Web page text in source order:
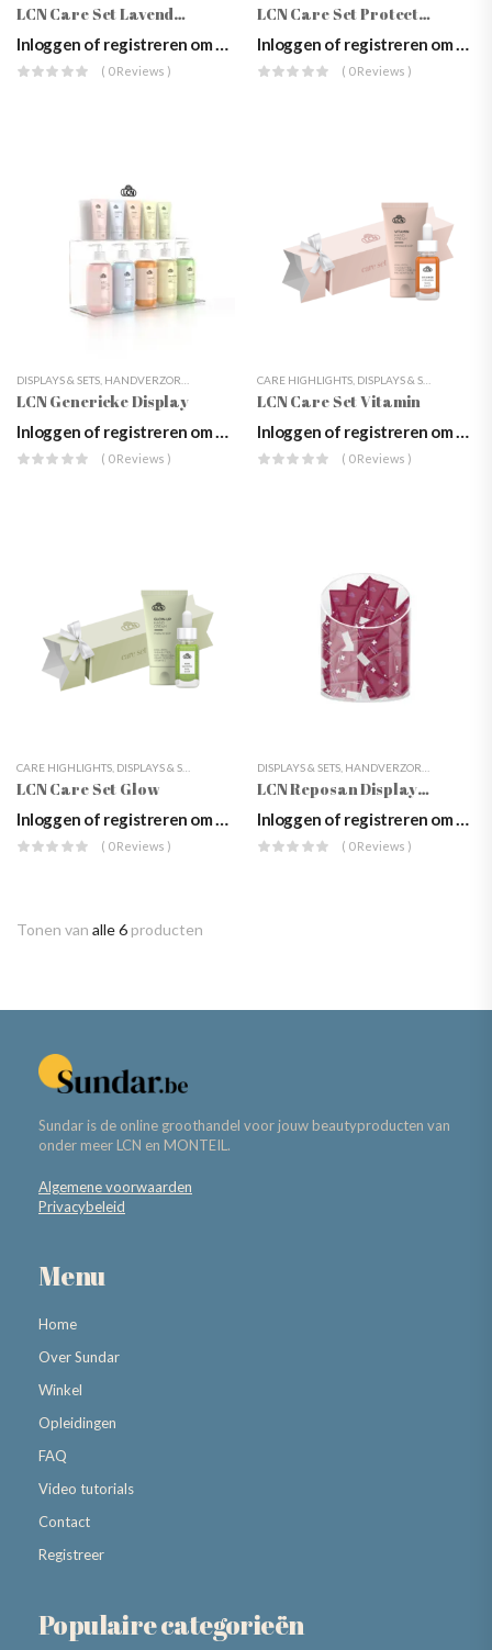
LCN Care Set Lavender
Inloggen of registreren om prijzen te zien
( 0 Reviews )
LCN Care Set Protecting
Inloggen of registreren om prijzen te zien
( 0 Reviews )
DISPLAYS & SETS HANDVERZORGING VERZORGING
LCN Generieke Display
Inloggen of registreren om prijzen te zien
( 0 Reviews )
CARE HIGHLIGHTS DISPLAYS & SETS
LCN Care Set Vitamin
Inloggen of registreren om prijzen te zien
( 0 Reviews )
CARE HIGHLIGHTS DISPLAYS & SETS GESCHENKSETS ,HANDVERZORGING,LCN,
LCN Care Set Glow
Inloggen of registreren om prijzen te zien
( 0 Reviews )
DISPLAYS & SETS HANDVERZORGING
LCN Reposan Display (30 Stuks)
Inloggen of registreren om prijzen te zien
( 0 Reviews )
Tonen van alle 6 producten
Sundar is de online groothandel voor jouw beautyproducten van
onder meer LCN en MONTEIL.
Algemene voorwaarden
Privacybeleid
Menu
Home
Over Sundar
Winkel
Opleidingen
FAQ
Video tutorials
Contact
Registreer
Populaire categorieën